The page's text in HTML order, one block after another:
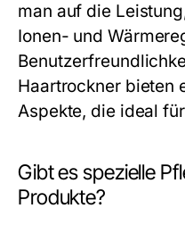
man auf die
Ionen- und
Haartrockner bieten
Aspekte, die ideal
Gibt es spezielle
Produkte?